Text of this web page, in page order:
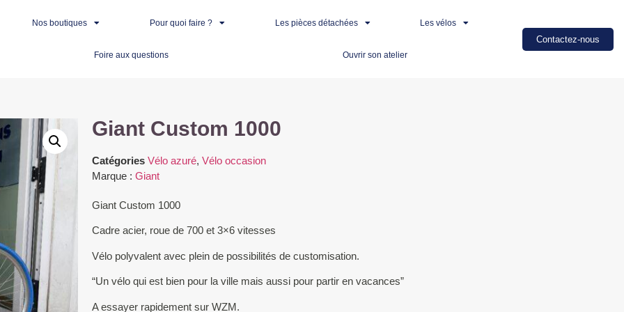
Nos boutiques Pour quoi faire ? Les pièces détachées Les vélos
Foire aux questions Ouvrir son atelier
Contactez-nous
Giant Custom 1000
Catégories Vélo azuré, Vélo occasion
Marque : Giant
Giant Custom 1000
Cadre acier, roue de 700 et 3×6 vitesses
Vélo polyvalent avec plein de possibilités de customisation.
“Un vélo qui est bien pour la ville mais aussi pour partir en vacances”
A essayer rapidement sur WZM.